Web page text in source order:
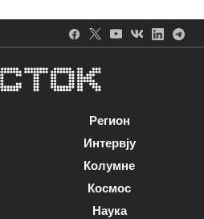
Регион
Интервју
Колумне
Космос
Наука